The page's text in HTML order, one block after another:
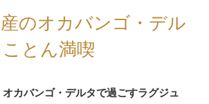
のオカバンゴ・デル
とん満喫
カバンゴ・デルタで過ごすラグジュ